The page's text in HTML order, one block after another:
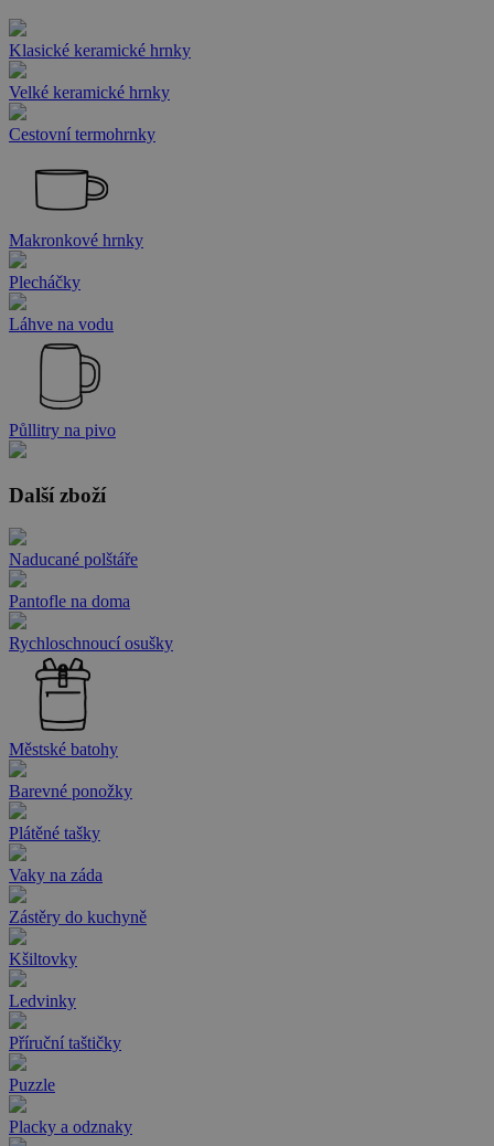
Klasické keramické hrnky
Velké keramické hrnky
Cestovní termohrnky
Makronkové hrnky
Plecháčky
Láhve na vodu
Půllitry na pivo
Další zboží
Naducané polštáře
Pantofle na doma
Rychloschnoucí osušky
Městské batohy
Barevné ponožky
Plátěné tašky
Vaky na záda
Zástěry do kuchyně
Kšiltovky
Ledvinky
Příruční taštičky
Puzzle
Placky a odznaky